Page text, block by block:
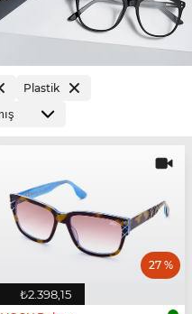
Plastik
₺2.398,15
27 %